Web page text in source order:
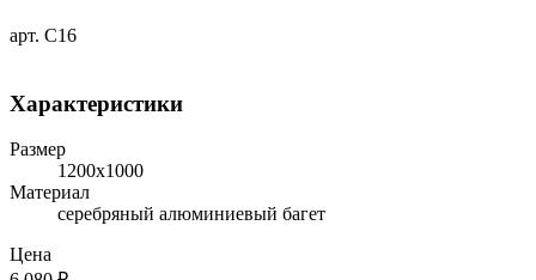
арт. С16
Характеристики
Размер
1200х1000
Материал
серебряный алюминиевый багет
Цена